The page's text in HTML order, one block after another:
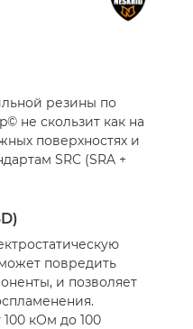
резины по
не скользит как на
поверхностях и
SRC (SRA +
повредить
и позволяет
кОм до 100